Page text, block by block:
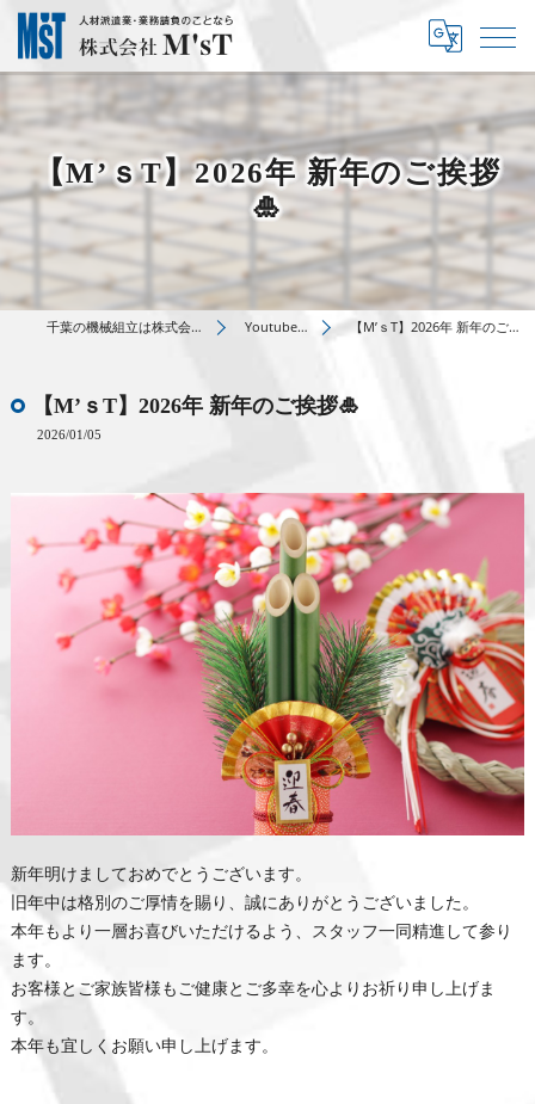
【M’ｓT】2026年 新年のご挨拶
🎍
千葉の機械組立は株式会社M’sT Youtube動画 【M’ｓT】2026年 新年のご挨拶🎍
【M’ｓT】2026年 新年のご挨拶🎍
2026/01/05
新年明けましておめでとうございます。
旧年中は格別のご厚情を賜り、誠にありがとうございました。
本年もより一層お喜びいただけるよう、スタッフ一同精進して参り
ます。
お客様とご家族皆様もご健康とご多幸を心よりお祈り申し上げま
す。
本年も宜しくお願い申し上げます。